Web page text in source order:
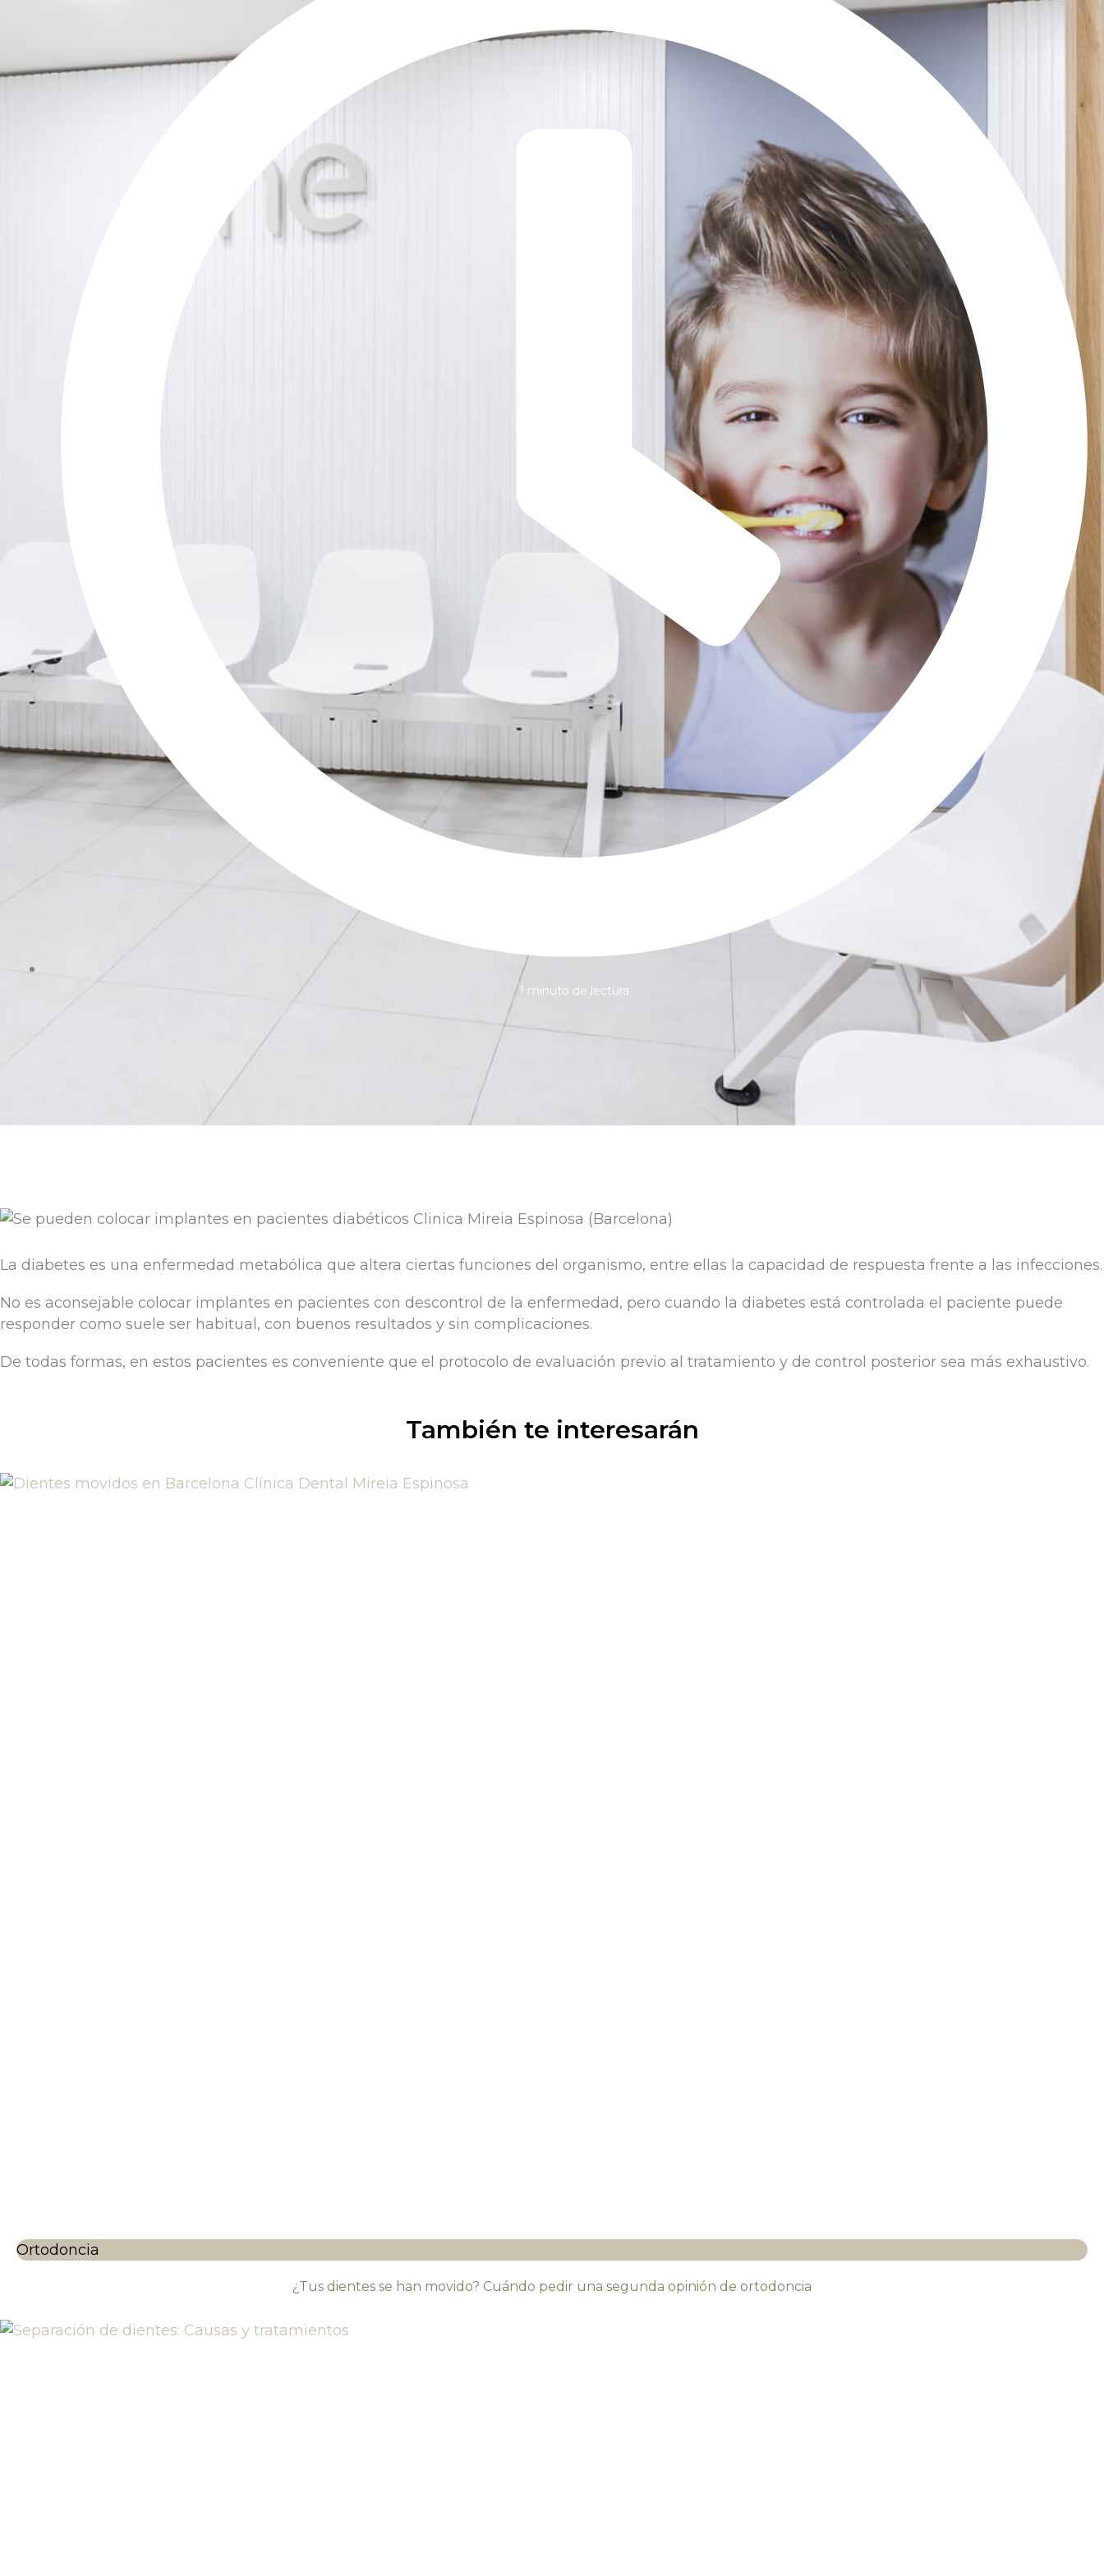
1 minuto de lectura
La diabetes es una enfermedad metabólica que altera ciertas funciones del organismo, entre ellas la capacidad de respuesta frente a las infecciones.
No es aconsejable colocar implantes en pacientes con descontrol de la enfermedad, pero cuando la diabetes está controlada el paciente puede
responder como suele ser habitual, con buenos resultados y sin complicaciones.
De todas formas, en estos pacientes es conveniente que el protocolo de evaluación previo al tratamiento y de control posterior sea más exhaustivo.
También te interesarán
Ortodoncia
¿Tus dientes se han movido? Cuándo pedir una segunda opinión de ortodoncia